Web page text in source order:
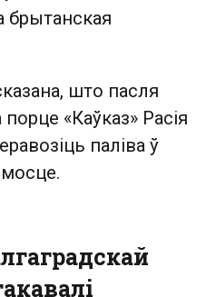
брытанская
што пасля
порце «Каўказ» Расія
паліва ў